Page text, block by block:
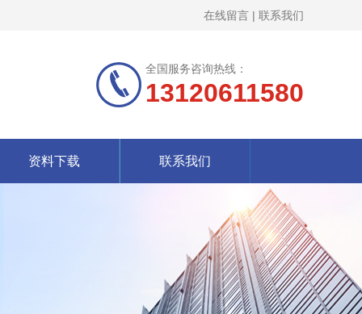
在线留言 | 联系我们
全国服务咨询热线：
13120611580
资料下载 联系我们